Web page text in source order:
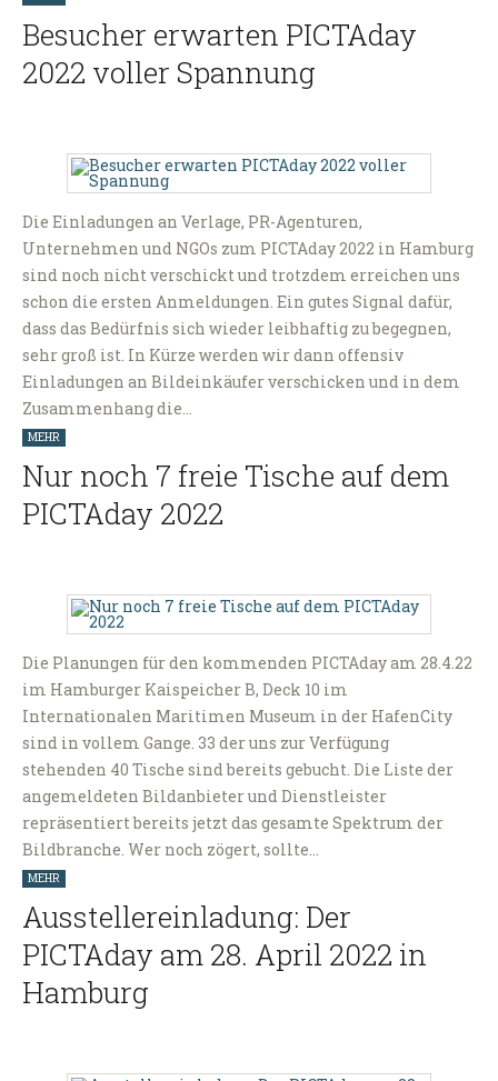
Besucher erwarten PICTAday
2022 voller Spannung
Die Einladungen an Verlage, PR-Agenturen,
Unternehmen und NGOs zum PICTAday 2022 in Hamburg
sind noch nicht verschickt und trotzdem erreichen uns
schon die ersten Anmeldungen. Ein gutes Signal dafür,
dass das Bedürfnis sich wieder leibhaftig zu begegnen,
sehr groß ist. In Kürze werden wir dann offensiv
Einladungen an Bildeinkäufer verschicken und in dem
Zusammenhang die…
MEHR
Nur noch 7 freie Tische auf dem
PICTAday 2022
Die Planungen für den kommenden PICTAday am 28.4.22
im Hamburger Kaispeicher B, Deck 10 im
Internationalen Maritimen Museum in der HafenCity
sind in vollem Gange. 33 der uns zur Verfügung
stehenden 40 Tische sind bereits gebucht. Die Liste der
angemeldeten Bildanbieter und Dienstleister
repräsentiert bereits jetzt das gesamte Spektrum der
Bildbranche. Wer noch zögert, sollte…
MEHR
Ausstellereinladung: Der
PICTAday am 28. April 2022 in
Hamburg